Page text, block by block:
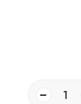
− 1